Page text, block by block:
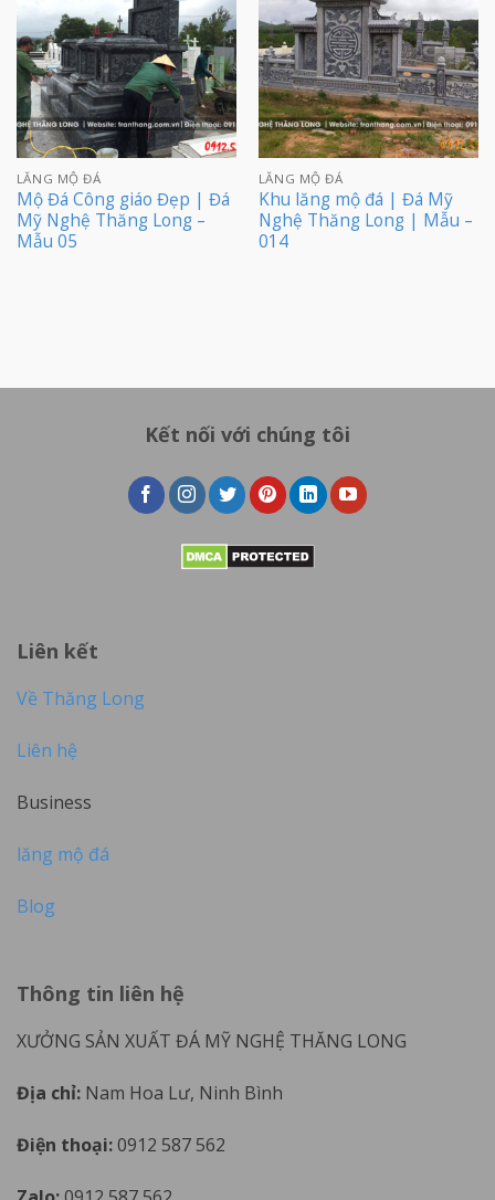
LĂNG MỘ ĐÁ
Mộ Đá Công giáo Đẹp | Đá
Mỹ Nghệ Thăng Long –
Mẫu 05
LĂNG MỘ ĐÁ
Khu lăng mộ đá | Đá Mỹ
Nghệ Thăng Long | Mẫu –
014
Kết nối với chúng tôi
Liên kết
Về Thăng Long
Liên hệ
Business
lăng mộ đá
Blog
Thông tin liên hệ
XƯỞNG SẢN XUẤT ĐÁ MỸ NGHỆ THĂNG LONG
Địa chỉ: Nam Hoa Lư, Ninh Bình
Điện thoại:0912 587 562